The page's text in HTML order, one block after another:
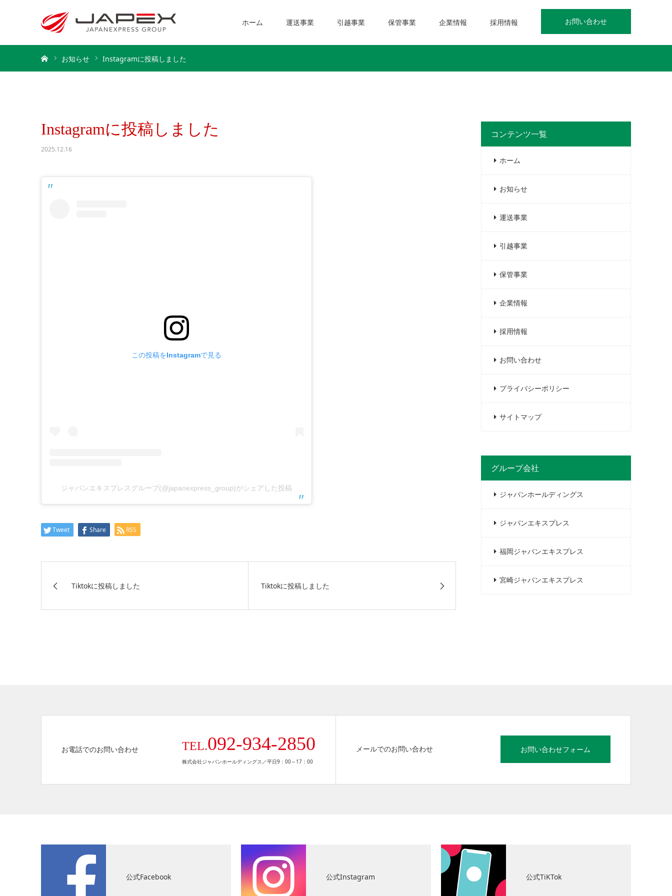
お問い合わせ
ホーム 運送事業 引越事業 保管事業 企業情報 採用情報
お知らせ Instagramに投稿しました
Instagramに投稿しました
2025.12.16
この投稿をInstagramで見る
ジャパンエキスプレスグループ(@japanexpress_group)がシェアした投稿
Tweet Share RSS
Tiktokに投稿しました Tiktokに投稿しました
コンテンツ一覧
ホーム
お知らせ
運送事業
引越事業
保管事業
企業情報
採用情報
お問い合わせ
プライバシーポリシー
サイトマップ
グループ会社
ジャパンホールディングス
ジャパンエキスプレス
福岡ジャパンエキスプレス
宮崎ジャパンエキスプレス
お電話でのお問い合わせ TEL.092-934-2850
株式会社ジャパンホールディングス／平日9：00～17：00
メールでのお問い合わせ お問い合わせフォーム
公式Facebook 公式Instagram 公式TiKTok